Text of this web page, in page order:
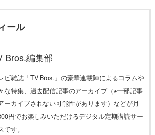
ール
Bros.編集部
ビ雑誌「TV Bros.」の豪華連載陣によるコラムや
な特集、過去配信記事のアーカイブ（※一部記事
ーカイブされない可能性があります）などが月
円でお楽しみいただけるデジタル定期購読サー
です。